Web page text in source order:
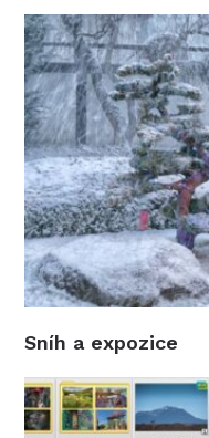
Sníh a expozice